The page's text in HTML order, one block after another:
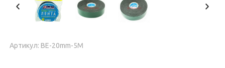
Артикул: BE-20mm-5M